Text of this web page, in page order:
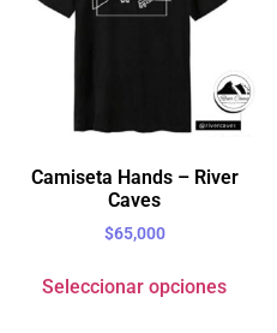
Camiseta Hands – River
Caves
$65,000
Seleccionar opciones